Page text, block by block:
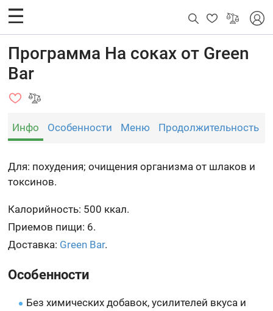
Программа На соках от Green
Bar
Инфо Особенности Меню Продолжительность
Для: похудения; очищения организма от шлаков и
токсинов.
Калорийность: 500 ккал.
Приемов пищи: 6.
Доставка: Green Bar.
Особенности
Без химических добавок, усилителей вкуса и